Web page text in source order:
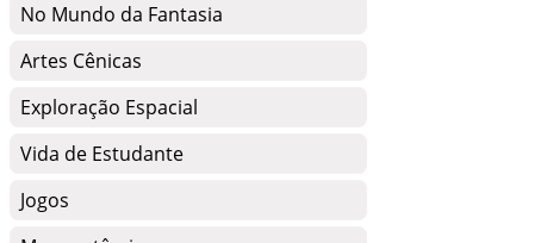
No Mundo da Fantasia
Artes Cênicas
Exploração Espacial
Vida de Estudante
Jogos